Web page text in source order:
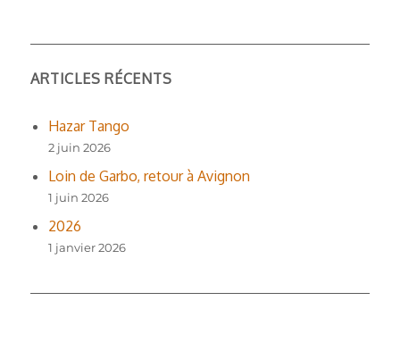
ARTICLES RÉCENTS
Hazar Tango
2 juin 2026
Loin de Garbo, retour à Avignon
1 juin 2026
2026
1 janvier 2026